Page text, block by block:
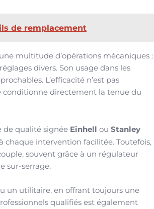
de remplacement
multitude d’opérations mécaniques :
divers. Son usage dans les
L’efficacité n’est pas
conditionne directement la tenue du
de qualité signée Einhell ou Stanley
chaque intervention facilitée. Toutefois,
souvent grâce à un régulateur
sur-serrage.
un utilitaire, en offrant toujours une
qualifiés est également